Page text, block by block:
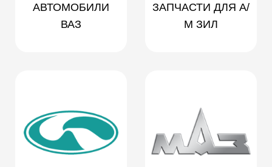
АВТОМОБИЛИ
ВАЗ
ЗАПЧАСТИ ДЛЯ А/
М ЗИЛ